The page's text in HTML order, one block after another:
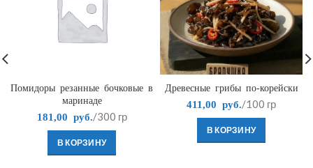
Помидоры резанные бочковые в
маринаде
181,00 руб. /300 гр
В КОРЗИНУ
Древесные грибы по-корейски
411,00 руб. /100 гр
В КОРЗИНУ